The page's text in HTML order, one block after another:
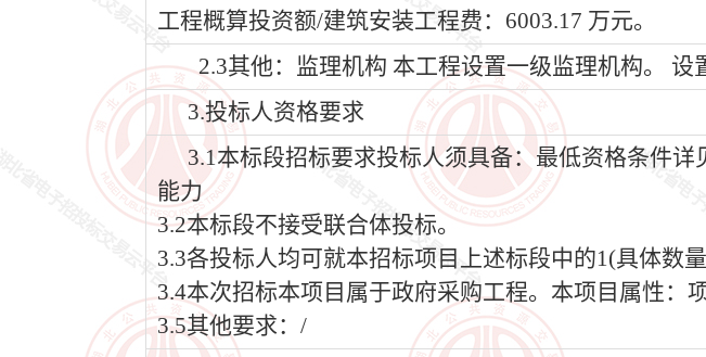
工程概算投资额/建筑安装工程费：6003.17 万元。
2.3其他：监理机构 本工程设置一级监理机构。 设
3.投标人资格要求
3.1本标段招标要求投标人须具备：最低资格条件
能力
3.2本标段不接受联合体投标。
3.3各投标人均可就本招标项目上述标段中的1(具体数量
3.4本次招标本项目属于政府采购工程。本项目属性：
3.5其他要求：/